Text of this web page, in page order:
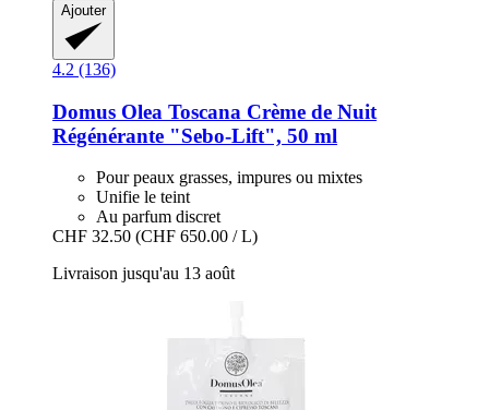
Ajouter
4.2 (136)
Domus Olea Toscana Crème de Nuit
Régénérante "Sebo-​Lift", 50 ml
Pour peaux grasses, impures ou mixtes
Unifie le teint
Au parfum discret
CHF 32.50 (CHF 650.00 / L)
Livraison jusqu'au 13 août